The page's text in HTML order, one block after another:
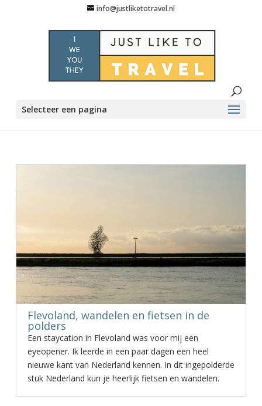
info@justliketotravel.nl
Selecteer een pagina
Flevoland, wandelen en fietsen in de
polders
Een staycation in Flevoland was voor mij een
eyeopener. Ik leerde in een paar dagen een heel
nieuwe kant van Nederland kennen. In dit ingepolderde
stuk Nederland kun je heerlijk fietsen en wandelen.